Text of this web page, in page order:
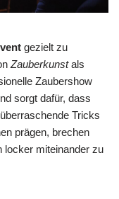
gezielt zu
Zauberkunstals
Zaubershow
sorgt dafür, dass
Tricks
prägen, brechen
locker miteinander zu